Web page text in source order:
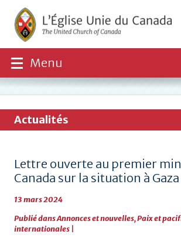
Menu
Actualités
Lettre ouverte au premier
Canada sur la situation à Gaza
13 mars 2024
Publié dansAnnonces et nouvelles,Paix et
internationales